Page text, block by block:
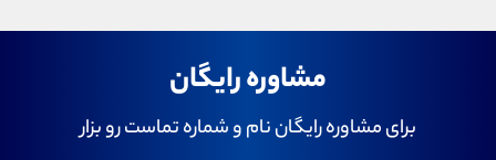
مشاوره رایگان
برای مشاوره رایگان نام و شماره تماست رو بزار